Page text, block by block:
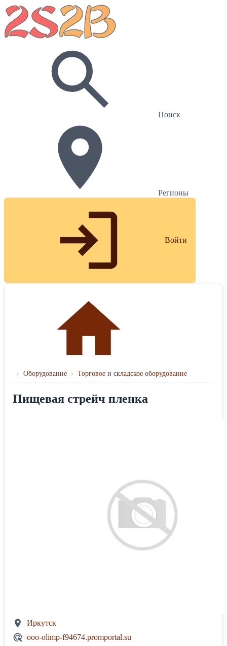
Поиск
Регионы
Войти
› Оборудование › Торговое и складское оборудование
Пищевая стрейч пленка
Иркутск
ooo-olimp-f94674.promportal.su